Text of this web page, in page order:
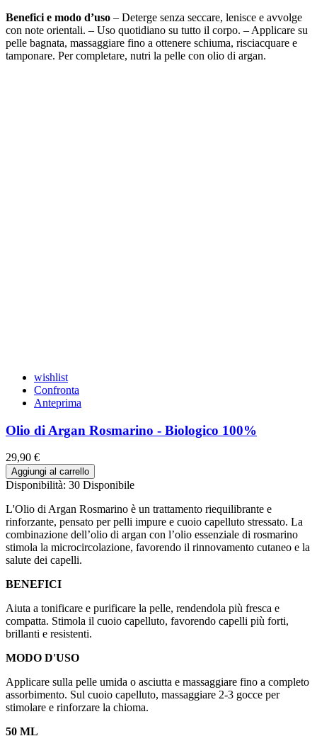
Benefici e modo d’uso – Deterge senza seccare, lenisce e avvolge
con note orientali. – Uso quotidiano su tutto il corpo. – Applicare su
pelle bagnata, massaggiare fino a ottenere schiuma, risciacquare e
tamponare. Per completare, nutri la pelle con olio di argan.
wishlist
Confronta
Anteprima
Olio di Argan Rosmarino - Biologico 100%
29,90 €
Aggiungi al carrello
Disponibilità: 30 Disponibile
L'Olio di Argan Rosmarino è un trattamento riequilibrante e
rinforzante, pensato per pelli impure e cuoio capelluto stressato. La
combinazione dell’olio di argan con l’olio essenziale di rosmarino
stimola la microcircolazione, favorendo il rinnovamento cutaneo e la
salute dei capelli.
BENEFICI
Aiuta a tonificare e purificare la pelle, rendendola più fresca e
compatta. Stimola il cuoio capelluto, favorendo capelli più forti,
brillanti e resistenti.
MODO D'USO
Applicare sulla pelle umida o asciutta e massaggiare fino a completo
assorbimento. Sul cuoio capelluto, massaggiare 2-3 gocce per
stimolare e rinforzare la chioma.
50 ML